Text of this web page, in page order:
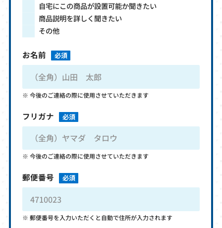
自宅にこの商品が設置可能か聞きたい
商品説明を詳しく聞きたい
その他
お名前 必須
今後のご連絡の際に使用させていただきます
フリガナ 必須
今後のご連絡の際に使用させていただきます
郵便番号 必須
郵便番号を入力いただくと自動で住所が入力されます